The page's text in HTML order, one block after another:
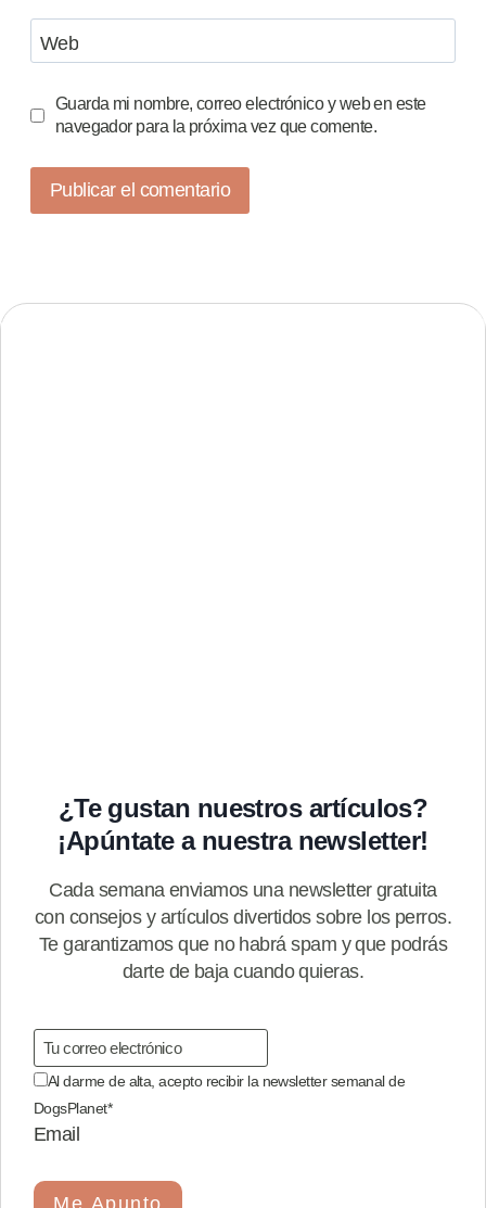
Web
Guarda mi nombre, correo electrónico y web en este
navegador para la próxima vez que comente.
¿Te gustan nuestros artículos?
¡Apúntate a nuestra newsletter!
Cada semana enviamos una newsletter gratuita
con consejos y artículos divertidos sobre los perros.
Te garantizamos que no habrá spam y que podrás
darte de baja cuando quieras.
Al darme de alta, acepto recibir la newsletter semanal de
DogsPlanet*
Email
Me Apunto